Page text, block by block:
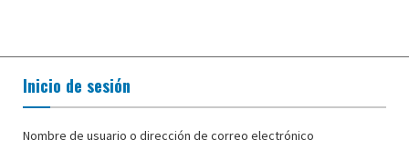
Inicio de sesión
Nombre de usuario o dirección de correo electrónico